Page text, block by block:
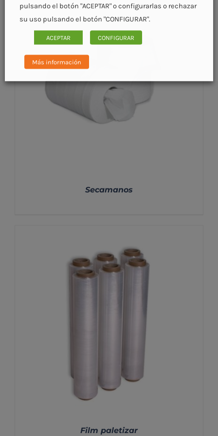
DETALLES
Secamanos
Film paletizar
pulsando el botón "ACEPTAR" o configurarlas o rechazar
su uso pulsando el botón "CONFIGURAR".
ACEPTAR CONFIGURAR
Más información